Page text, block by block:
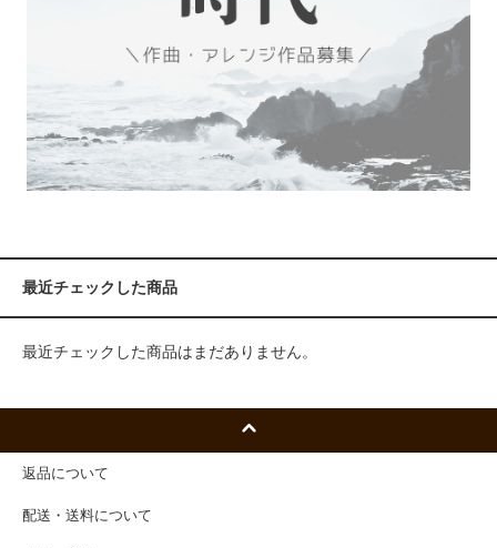
最近チェックした商品
最近チェックした商品はまだありません。
返品について
配送・送料について